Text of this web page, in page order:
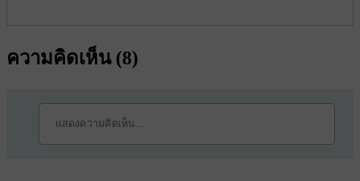
ความคิดเห็น (8)